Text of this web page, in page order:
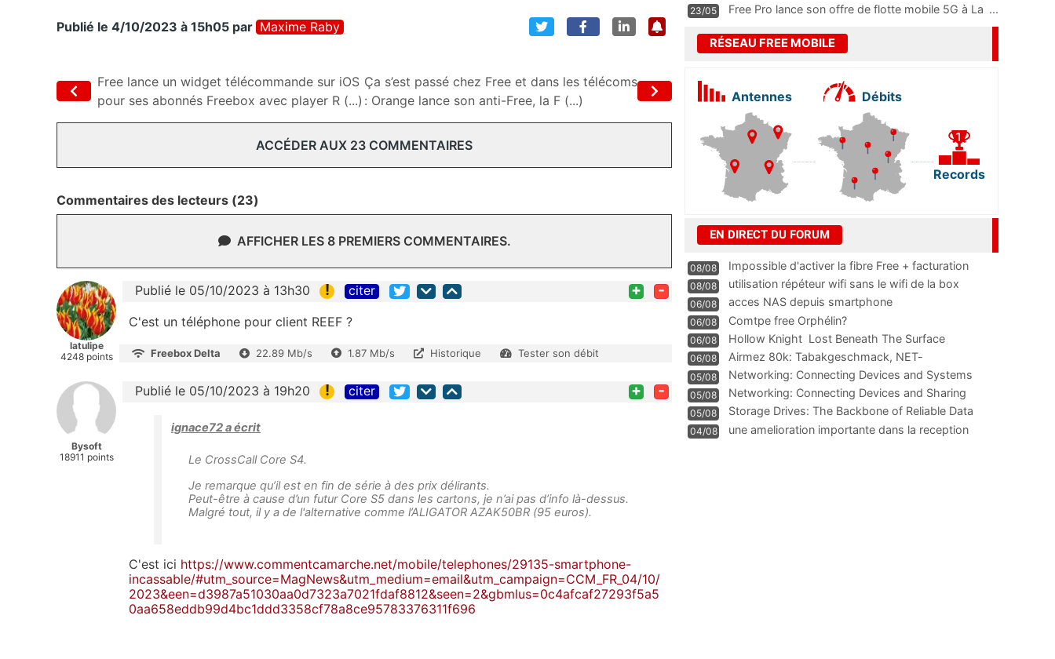
Publié le 4/10/2023 à 15h05 par Maxime Raby
Free lance un widget télécommande sur iOS
pour ses abonnés Freebox avec player R (...)
Ça s’est passé chez Free et dans les télécoms
: Orange lance son anti-Free, la F (...)
ACCÉDER AUX 23 COMMENTAIRES
Commentaires des lecteurs (23)
AFFICHER LES 8 PREMIERS COMMENTAIRES.
latulipe
4248 points
Publié le 05/10/2023 à 13h30 ! citer + -
C'est un téléphone pour client REEF ?
Freebox Delta 22.89 Mb/s 1.87 Mb/s Historique Tester son débit
Bysoft
18911 points
Publié le 05/10/2023 à 19h20 ! citer + -
ignace72 a écrit
Le CrossCall Core S4.
Je remarque qu’il est en fin de série à des prix délirants.
Peut-être à cause d’un futur Core S5 dans les cartons, je n’ai pas d’info là-dessus.
Malgré tout, il y a de l'alternative comme l’ALIGATOR AZAK50BR (95 euros).
C'est ici https://www.commentcamarche.net/mobile/telephones/29135-smartphone-
incassable/#utm_source=MagNews&utm_medium=email&utm_campaign=CCM_FR_04/10/
2023&een=d3987a51030aa0d7323a7021fdaf8812&seen=2&gbmlus=0c4afcaf27293f5a5
0aa658eddb99d4bc1ddd3358cf78a8ce95783376311f696
23/05 Free Pro lance son offre de flotte mobile 5G à La ...
RÉSEAU FREE MOBILE
Antennes Débits
Records
EN DIRECT DU FORUM
08/08
Impossible d'activer la fibre Free + facturation
résiliation
08/08 utilisation répéteur wifi sans le wifi de la box
06/08 acces NAS depuis smartphone
06/08 Comtpe free Orphélin?
06/08 Hollow Knight  Lost Beneath The Surface
06/08
Airmez 80k: Tabakgeschmack, NET-
Technologie und Leistung im
05/08 Networking: Connecting Devices and Systems
05/08
Networking: Connecting Devices and Sharing
Information
05/08
Storage Drives: The Backbone of Reliable Data
Management
04/08
une amelioration importante dans la reception